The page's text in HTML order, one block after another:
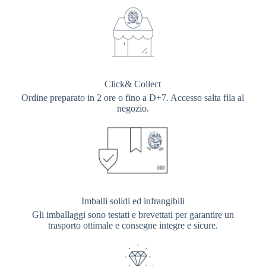
Click& Collect
Ordine preparato in 2 ore o fino a D+7. Accesso salta fila al
negozio.
Imballi solidi ed infrangibili
Gli imballaggi sono testati e brevettati per garantire un
trasporto ottimale e consegne integre e sicure.